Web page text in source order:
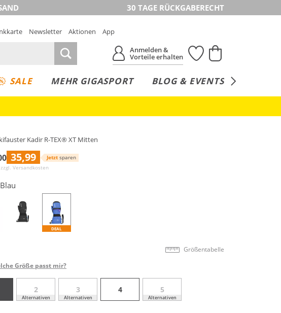
30 TAGE RÜCKGABERECHT
Newsletter Aktionen
App
Anmelden &
Vorteile erhalten
SALE MEHR GIGASPORT BLOG & EVENTS
Kadir R-TEX® XT Mitten
35,99 Jetzt sparen
Versandkosten
Blau
DEAL
Größentabelle
Größe passt mir?
2
Alternativen
3
Alternativen
4 5
Alternativen